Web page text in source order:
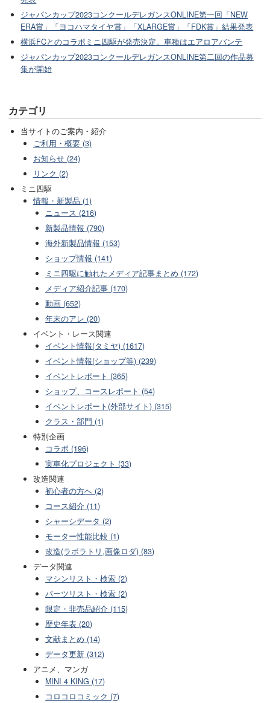
ジャパンカップ2023コンクールデレガンスONLINE第一回「NEW
ERA賞」「ヨコハマタイヤ賞」「XLARGE賞」「FDK賞」結果発表
横浜FCとのコラボミニ四駆が発売決定。車種はエアロアバンテ
ジャパンカップ2023コンクールデレガンスONLINE第二回の作品募
集が開始
カテゴリ
当サイトのご案内・紹介
ご利用・概要 (3)
お知らせ (24)
リンク (2)
ミニ四駆
情報・新製品 (1)
ニュース (216)
新製品情報 (790)
海外新製品情報 (153)
ショップ情報 (141)
ミニ四駆に触れたメディア記事まとめ (172)
メディア紹介記事 (170)
動画 (652)
年末のアレ (20)
イベント・レース関連
イベント情報(タミヤ) (1617)
イベント情報(ショップ等) (239)
イベントレポート (365)
ショップ、コースレポート (54)
イベントレポート(外部サイト) (315)
クラス・部門 (1)
特別企画
コラボ (196)
実車化プロジェクト (33)
改造関連
初心者の方へ (2)
コース紹介 (11)
シャーシデータ (2)
モーター性能比較 (1)
改造(ラボラトリ,画像ロダ) (83)
データ関連
マシンリスト・検索 (2)
パーツリスト・検索 (2)
限定・非売品紹介 (115)
歴史年表 (20)
文献まとめ (14)
データ更新 (312)
アニメ、マンガ
MINI 4 KING (17)
コロコロコミック (7)